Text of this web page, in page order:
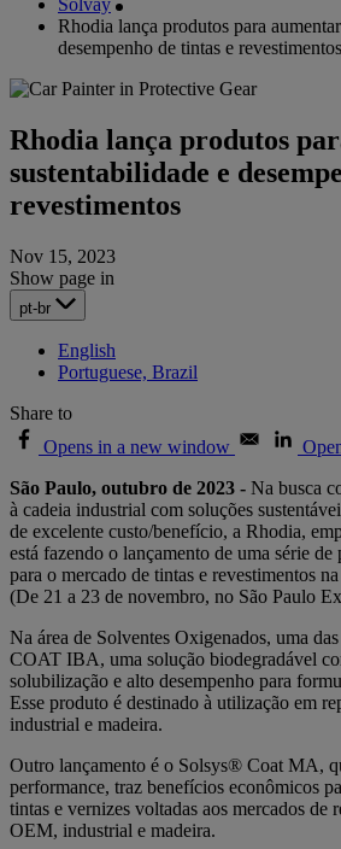
Solvay
Rhodia lança produtos para
desempenho de tintas e revestimentos
Rhodia lança produtos
sustentabilidade e
revestimentos
Nov 15, 2023
Show page in
pt-br
English
Portuguese, Brazil
Share to
Opens in a new window
São Paulo, outubro de 2023 - Na busca
à cadeia industrial com soluções
de excelente custo/benefício, a Rhodia,
está fazendo o lançamento de uma série
para o mercado de tintas e revestimentos
(De 21 a 23 de novembro, no São Paulo
Na área de Solventes Oxigenados, uma
COAT IBA, uma solução biodegradável
solubilização e alto desempenho para
Esse produto é destinado à utilização em
industrial e madeira.
Outro lançamento é o Solsys® Coat MA,
performance, traz benefícios econômicos
tintas e vernizes voltadas aos mercados de
OEM, industrial e madeira.